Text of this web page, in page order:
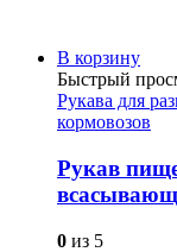
В корзину
Быстрый
Рукава для
кормовозов
Рукав
0 из 5